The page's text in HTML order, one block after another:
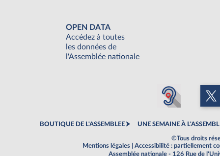
OPEN DATA
Accédez à toutes
les données de
l'Assemblée nationale
BOUTIQUE DE L'ASSEMBLEE UNE SEMAINE À
©Tous droits
Mentions légales
Accessibilité : partiellement
Assemblée nationale - 126 Rue de